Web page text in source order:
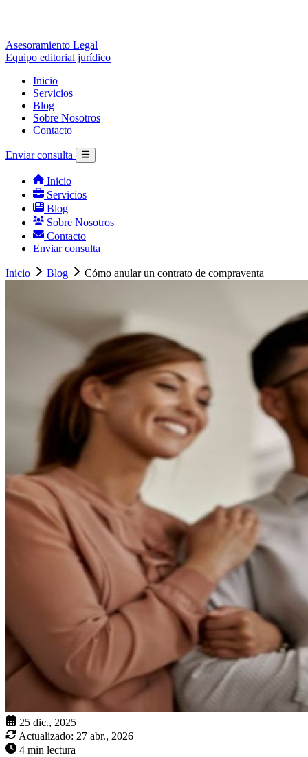
Asesoramiento Legal
Equipo editorial jurídico
Inicio
Servicios
Blog
Sobre Nosotros
Contacto
Enviar consulta
Inicio
Servicios
Blog
Sobre Nosotros
Contacto
Enviar consulta
Inicio Blog Cómo anular un contrato de compraventa
25 dic., 2025
Actualizado: 27 abr., 2026
4 min lectura